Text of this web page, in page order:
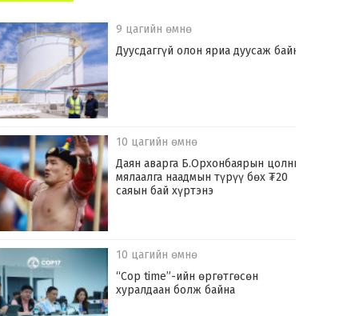
9 цагийн өмнө
Дуусдаггүй олон яриа дуусаж байна
10 цагийн өмнө
Даян аварга Б.Орхонбаярын цолны
мялаалга наадмын түрүү бөх ₮20
саяын бай хүртэнэ
10 цагийн өмнө
“Cop time”-ийн өргөтгөсөн
хуралдаан болж байна